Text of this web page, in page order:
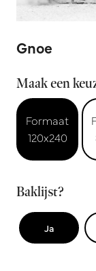
Gnoe
Maak een
Formaat
120x240
Baklijst?
Ja